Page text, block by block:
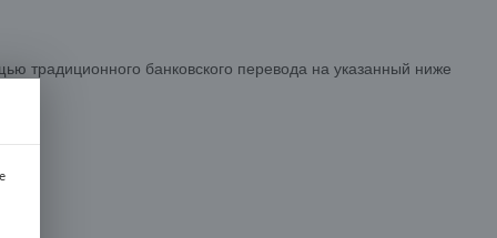
традиционного банковского перевода на указанный ниже